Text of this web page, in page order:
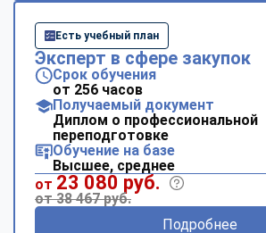
Есть учебный план
Эксперт в сфере закупок
Срок обучения
от 256 часов
Получаемый документ
Диплом о профессиональной
переподготовке
Обучение на базе
Высшее, среднее
от 23 080 руб.
от 38 467 руб.
Подробнее